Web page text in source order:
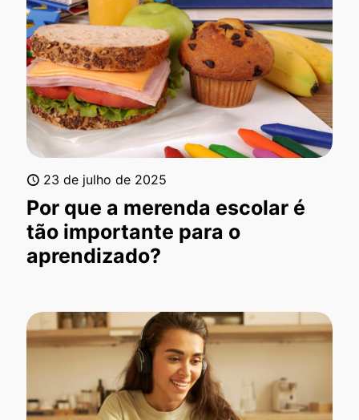
23 de julho de 2025
Por que a merenda escolar é
tão importante para o
aprendizado?